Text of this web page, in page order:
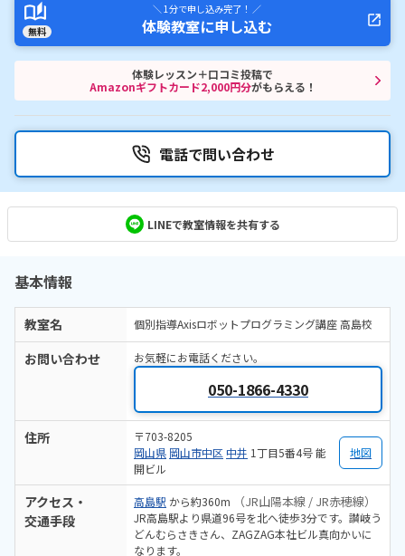
無料
＼ 1分で申し込み完了！ ／
体験教室に申し込む
体験レッスン＋口コミ投稿で
Amazonギフトカード2,000円分がもらえる！
電話で問い合わせ
LINEで教室情報を共有する
基本情報
教室名 個別指導Axisロボットプログラミング講座 高島校
お問い合わせ お気軽にお電話ください。
050-1866-4330
住所
〒703-8205
岡山県 岡山市中区 中井 1丁目5番4号 能
開ビル
地図
アクセス・
交通手段
高島駅 から約360m （JR山陽本線 / JR赤穂線）
JR高島駅より県道96号を北へ徒歩3分です。讃岐う
どんむらさきさん、ZAGZAG本社ビル真向かいに
なります。